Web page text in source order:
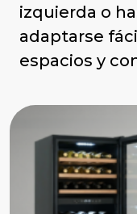
izquierda o
adaptarse
espacios y